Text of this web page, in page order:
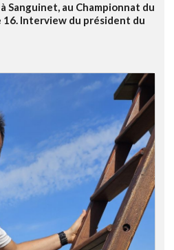
Sanguinet, au Championnat du
16. Interview du président du